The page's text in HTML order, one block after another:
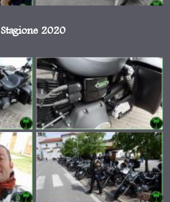
Stagione 2020